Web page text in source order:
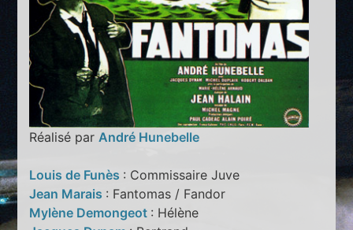
Réalisé par André Hunebelle
Louis de Funès : Commissaire Juve
Jean Marais : Fantomas / Fandor
Mylène Demongeot : Hélène